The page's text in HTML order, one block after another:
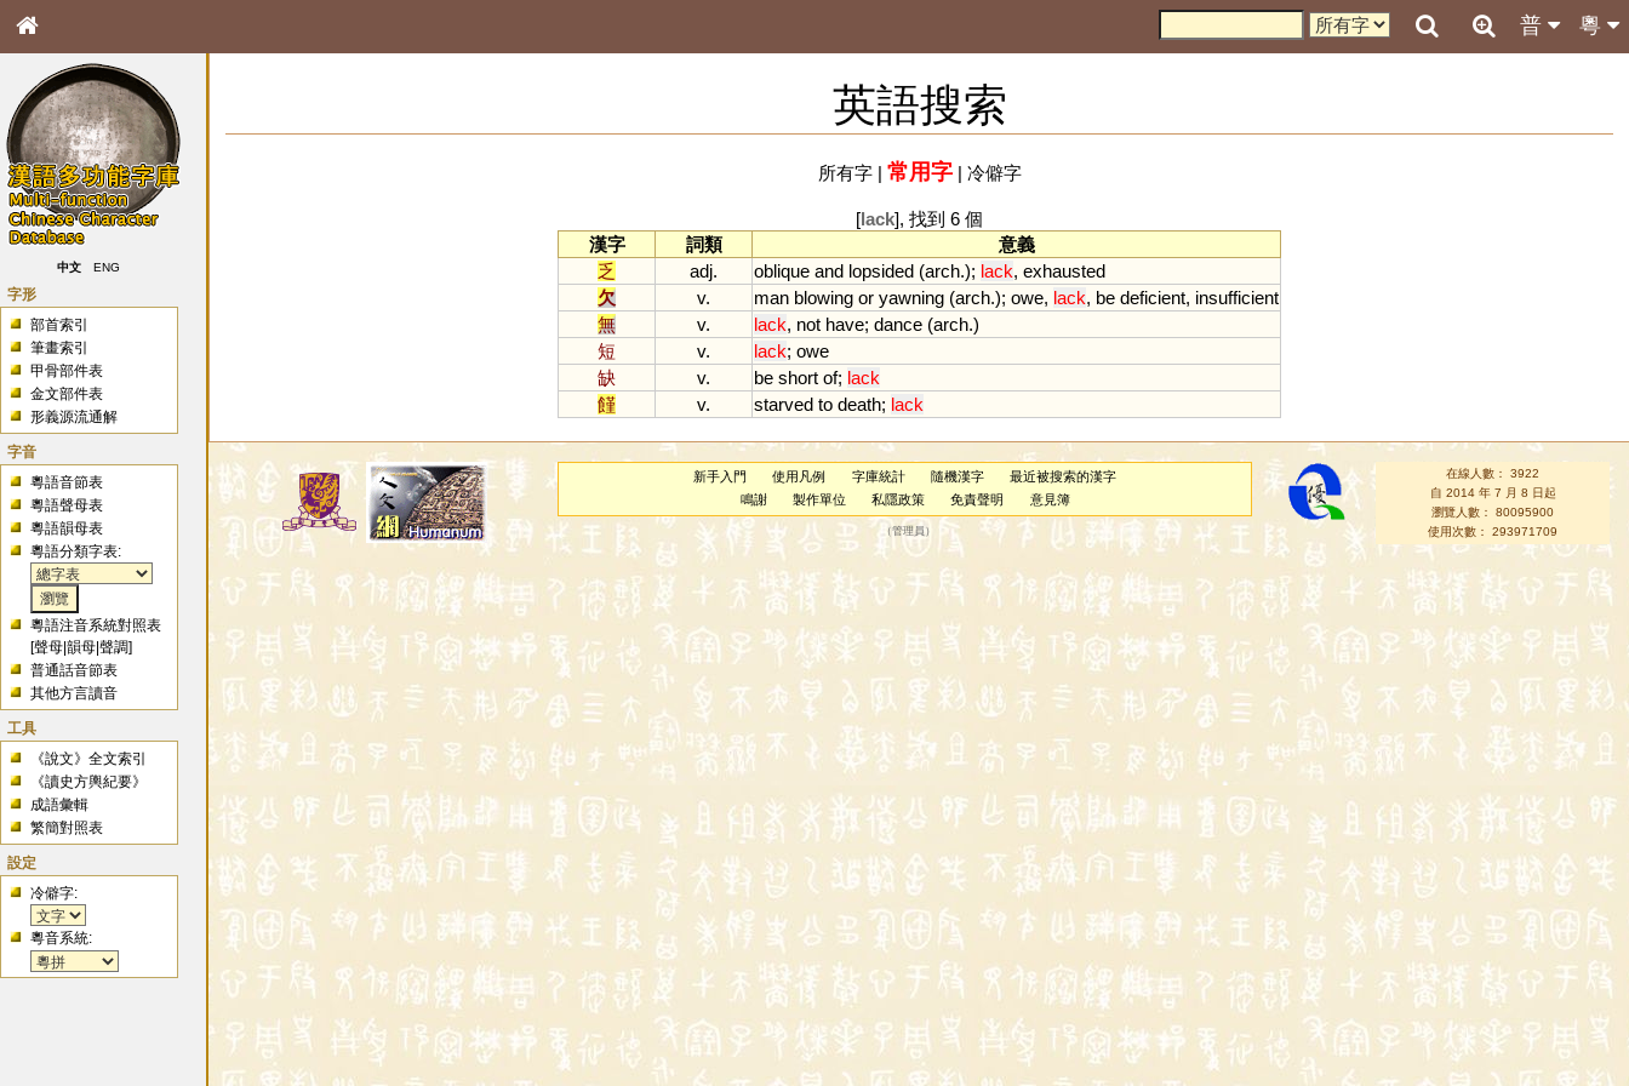
粵
普
中文 ENG
字形
部首索引
筆畫索引
甲骨部件表
金文部件表
形義源流通解
字音
粵語音節表
粵語聲母表
粵語韻母表
粵語分類字表:
粵語注音系統對照表
[聲母 |韻母 |聲調]
普通話音節表
其他方言讀音
工具
《說文》全文索引
《讀史方輿紀要》
成語彙輯
繁簡對照表
設定
冷僻字:
粵音系統:
英語搜索
所有字| 常用字| 冷僻字
[lack], 找到 6 個
漢字
詞類
意義
乏
adj. oblique and lopsided (arch.); lack, exhausted
欠
v. man blowing or yawning (arch.); owe, lack, be deficient, insufficient
無
v. lack, not have; dance (arch.)
短
v. lack; owe
缺
v. be short of; lack
饉
v. starved to death; lack
新手入門 使用凡例 字庫統計 隨機漢字
最近被搜索的漢字
鳴謝
製作單位 私隱政策 免責聲明 意見簿
（管理員 ）
在線人數： 3922
自 2014 年 7 月 8 日起
瀏覽人數： 80095900
使用次數： 293971709